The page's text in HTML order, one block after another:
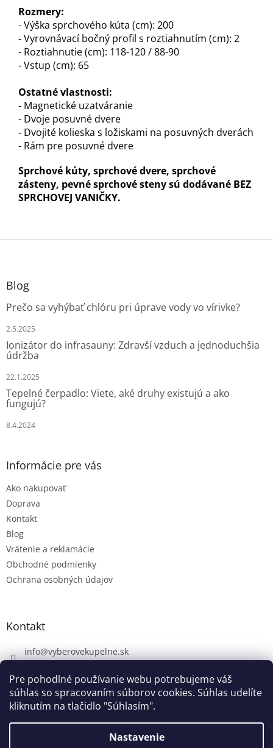
Pre pohodlné používanie webu potrebujeme váš
súhlas so spracovaním súborov cookies. Súhlas udelíte
kliknutím na tlačidlo "Súhlasím".
Nastavenie
Rozmery:
- Výška sprchového kúta (cm): 200
- Vyrovnávací bočný profil s roztiahnutím (cm): 2
- Roztiahnutie (cm): 118-120 / 88-90
- Vstup (cm): 65
Ostatné vlastnosti:
- Magnetické uzatváranie
- Dvoje posuvné dvere
- Dvojité kolieska s ložiskami na posuvných dverách
- Rám pre posuvné dvere
Sprchové kúty, sprchové dvere, sprchové
zásteny, pevné sprchové steny sú dodávané BEZ
SPRCHOVEJ VANIČKY.
Z
Blog
Prečo sa vyhýbať chlóru pri úprave vody vo vírivke?
2.5.2025
Ionizátor do infrasauny: Zdravší vzduch a jednoduchšia
údržba
22.1.2025
Tepelné čerpadlo: Viete, aké druhy existujú a ako
fungujú?
8.4.2024
Informácie pre vás
Ako nakupovať
Doprava
Kontakt
Blog
Vrátenie a reklamácie
Obchodné podmienky
Ochrana osobných údajov
Kontakt
info@vyberovekupelne.sk
https://www.facebook.com/vyberovekoupelny/
Vytvoril Shoptet